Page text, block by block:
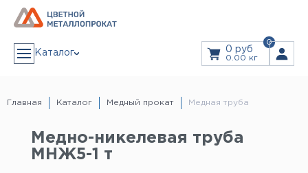
Каталог
0
0 руб
0.00 кг
Алюминиевая лента
Алюминиевый лист
Лист алюминиевый декоративный
Алюминиевая плита
Плита дюралевая
Пруток алюминиевый
ЗАКАЗ В 1 КЛИК
Главная Каталог Медный прокат Медная труба
Медно-никелевая труба
МНЖ5-1 т